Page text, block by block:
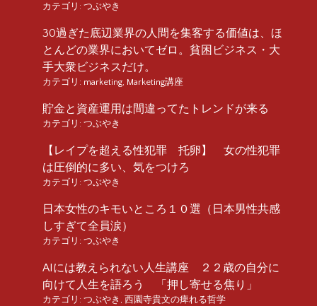
カテゴリ: つぶやき
30過ぎた底辺業界の人間を集客する価値は、ほ
とんどの業界においてゼロ。貧困ビジネス・大
手大衆ビジネスだけ。
カテゴリ: marketing, Marketing講座
貯金と資産運用は間違ってたトレンドが来る
カテゴリ: つぶやき
【レイプを超える性犯罪 托卵】 女の性犯罪
は圧倒的に多い、気をつけろ
カテゴリ: つぶやき
日本女性のキモいところ１０選（日本男性共感
しすぎて全員涙）
カテゴリ: つぶやき
AIには教えられない人生講座 ２２歳の自分に
向けて人生を語ろう 「押し寄せる焦り」
カテゴリ: つぶやき , 西園寺貴文の痺れる哲学